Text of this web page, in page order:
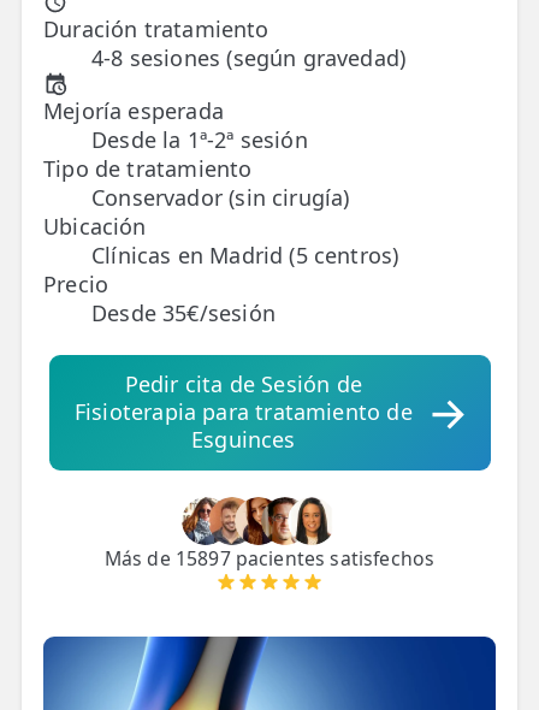
🧠 Fisioterapia Neurológica
🧍 Fisioterapia Vestibular
🫁 Fisioterapia Respiratoria
👶 Fisioterapia Pediátrica
TRATAMIENTOS
✅ Punción Seca
✅ Ondas de Choque
✅ EPTE - EPI
ESTÉTICA
✨ Fisioestética
✨ Radiofrecuencia INDIBA
✨ Drenaje Linfático Manual
✨ Cicatrices y Estrías
Duración tratamiento
4-8 sesiones (según gravedad)
Mejoría esperada
Desde la 1ª-2ª sesión
Tipo de tratamiento
Conservador (sin cirugía)
Ubicación
Clínicas en Madrid (5 centros)
Precio
Desde 35€/sesión
Pedir cita de Sesión de
Fisioterapia para tratamiento de
Esguinces
Más de 15897 pacientes satisfechos